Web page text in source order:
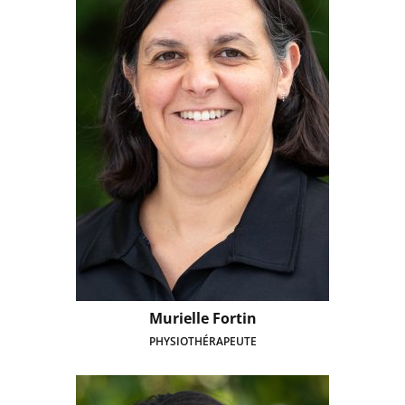
Murielle Fortin
PHYSIOTHÉRAPEUTE